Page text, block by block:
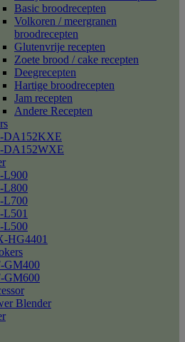
Basic broodrecepten
Volkoren / meergranen
broodrecepten
Glutenvrije recepten
Zoete brood / cake recepten
Deegrecepten
Hartige broodrecepten
Jam recepten
Andere Recepten
DA152KXE
DA152WXE
L900
L800
L700
L501
L500
HG4401
GM400
GM600
Blender